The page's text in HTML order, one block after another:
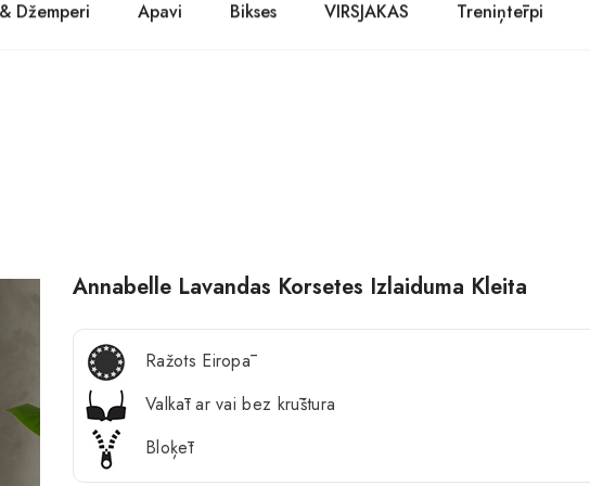
PASŪTĪT TŪLĪT! Prece tiks piegādāta 1-3 dienu laikā.
Džemperi Apavi Bikses VIRSJAKAS Treniņtērpi
Annabelle Lavandas Korsetes Izlaiduma Kleita
Ražots Eiropā
Valkāt ar vai bez krūštura
Bloķēt